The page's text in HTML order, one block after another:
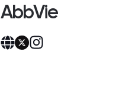
AbbVie